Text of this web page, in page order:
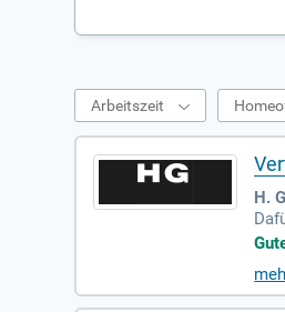
Arbeitszeit
H.
en